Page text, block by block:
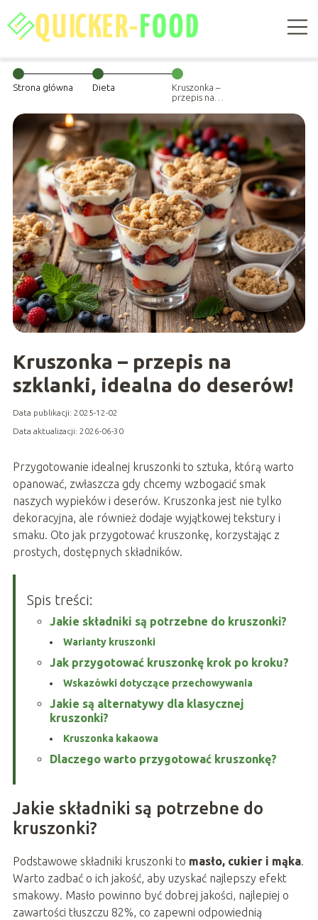
Strona główna Dieta
Kruszonka –
przepis na
do deserów!
Kruszonka – przepis na
szklanki, idealna do deserów!
Data publikacji: 2025-12-02
Data aktualizacji: 2026-06-30
Przygotowanie idealnej kruszonki to sztuka, którą warto
opanować, zwłaszcza gdy chcemy wzbogacić smak
naszych wypieków i deserów. Kruszonka jest nie tylko
dekoracyjna, ale również dodaje wyjątkowej tekstury i
smaku. Oto jak przygotować kruszonkę, korzystając z
prostych, dostępnych składników.
Spis treści:
Jakie składniki są potrzebne do kruszonki?
Warianty kruszonki
Jak przygotować kruszonkę krok po kroku?
Wskazówki dotyczące przechowywania
Jakie są alternatywy dla klasycznej
kruszonki?
Kruszonka kakaowa
Dlaczego warto przygotować kruszonkę?
Jakie składniki są potrzebne do
kruszonki?
Podstawowe składniki kruszonki to masło, cukier i mąka.
Warto zadbać o ich jakość, aby uzyskać najlepszy efekt
smakowy. Masło powinno być dobrej jakości, najlepiej o
zawartości tłuszczu 82%, co zapewni odpowiednią